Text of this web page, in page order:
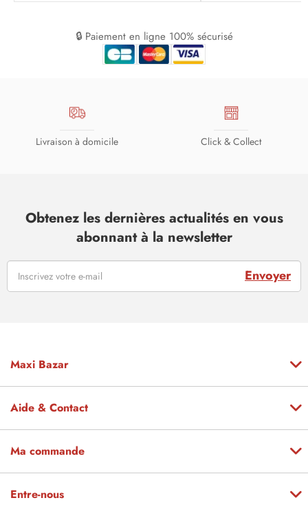
🔒 Paiement en ligne 100% sécurisé
Livraison à domicile Click & Collect
Obtenez les dernières actualités en vous
abonnant à la newsletter
Envoyer
Maxi Bazar
Aide & Contact
Ma commande
Entre-nous